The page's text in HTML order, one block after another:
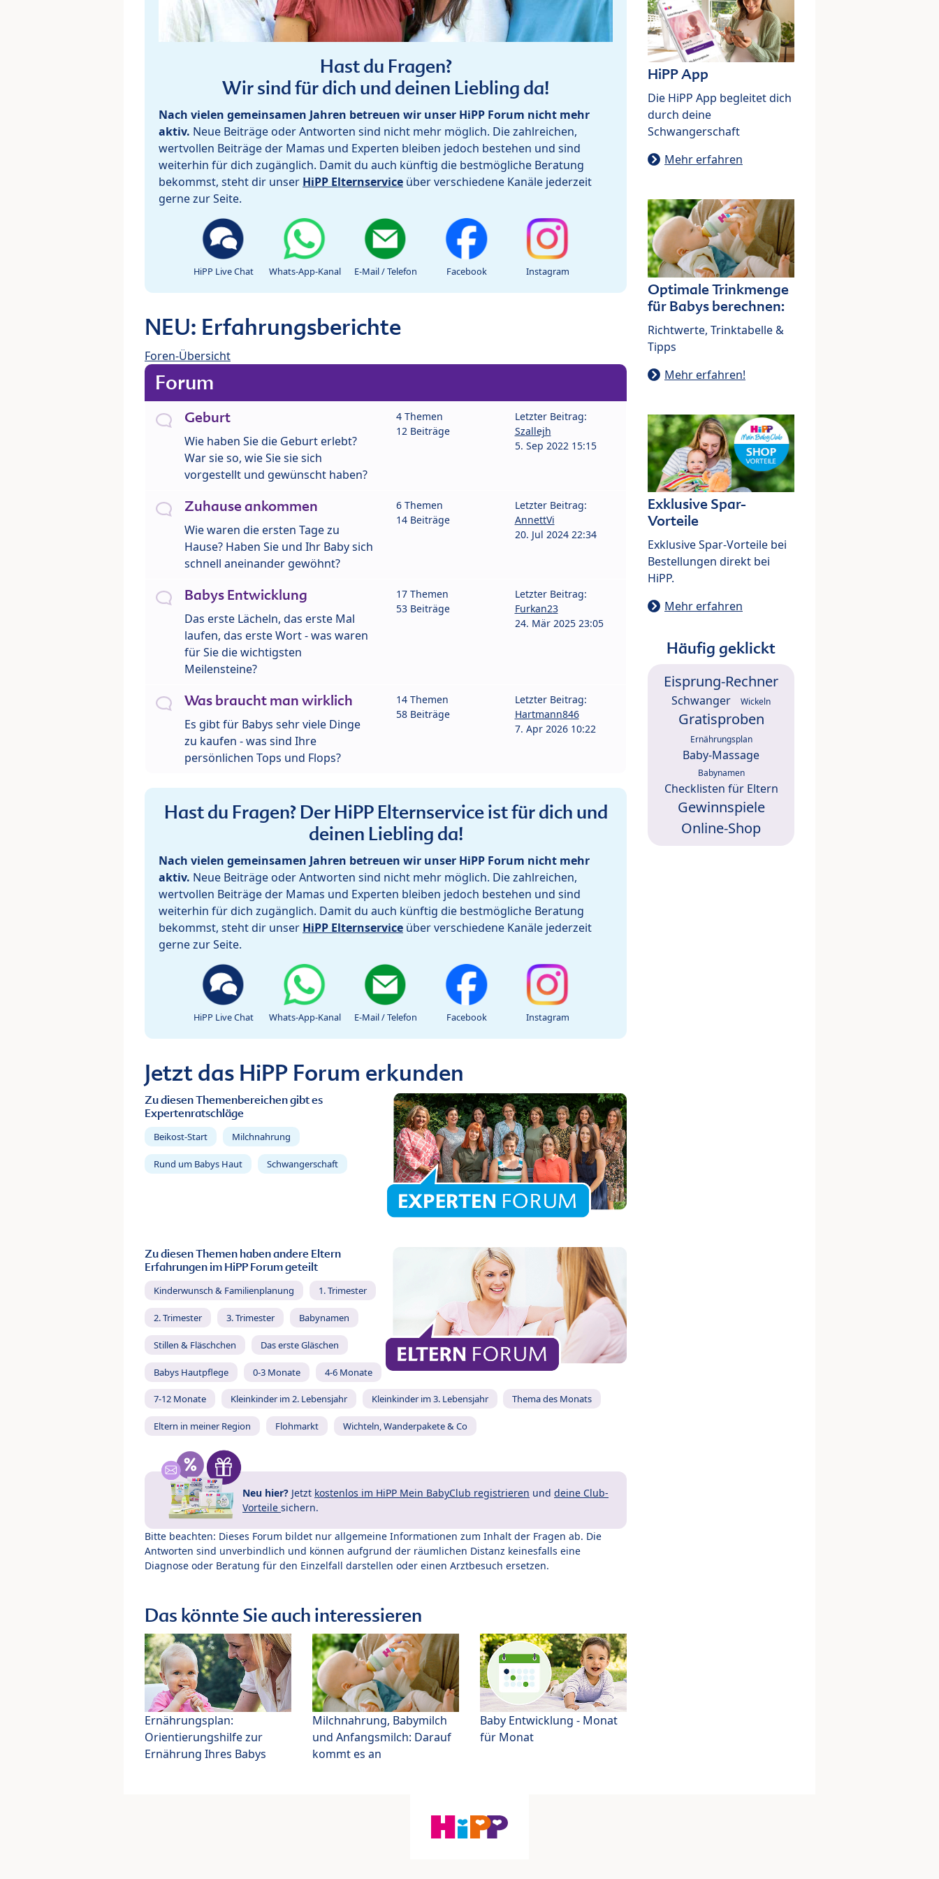
Hast du Fragen?
Wir sind für dich und deinen Liebling da!
Nach vielen gemeinsamen Jahren betreuen wir unser HiPP Forum nicht mehr
aktiv. Neue Beiträge oder Antworten sind nicht mehr möglich. Die zahlreichen,
wertvollen Beiträge der Mamas und Experten bleiben jedoch bestehen und sind
weiterhin für dich zugänglich. Damit du auch künftig die bestmögliche Beratung
bekommst, steht dir unser HiPP Elternservice über verschiedene Kanäle jederzeit
gerne zur Seite.
HiPP Live Chat Whats-App-Kanal E-Mail / Telefon Facebook Instagram
NEU: Erfahrungsberichte
Foren-Übersicht
Forum
Geburt
Wie haben Sie die Geburt erlebt?
War sie so, wie Sie sie sich
vorgestellt und gewünscht haben?
4 Themen
12 Beiträge
Letzter Beitrag:
Szallejh
5. Sep 2022 15:15
Zuhause ankommen
Wie waren die ersten Tage zu
Hause? Haben Sie und Ihr Baby sich
schnell aneinander gewöhnt?
6 Themen
14 Beiträge
Letzter Beitrag:
AnnettVi
20. Jul 2024 22:34
Babys Entwicklung
Das erste Lächeln, das erste Mal
laufen, das erste Wort - was waren
für Sie die wichtigsten
Meilensteine?
17 Themen
53 Beiträge
Letzter Beitrag:
Furkan23
24. Mär 2025 23:05
Was braucht man wirklich
Es gibt für Babys sehr viele Dinge
zu kaufen - was sind Ihre
persönlichen Tops und Flops?
14 Themen
58 Beiträge
Letzter Beitrag:
Hartmann846
7. Apr 2026 10:22
Hast du Fragen? Der HiPP Elternservice ist für dich und
deinen Liebling da!
Nach vielen gemeinsamen Jahren betreuen wir unser HiPP Forum nicht mehr
aktiv. Neue Beiträge oder Antworten sind nicht mehr möglich. Die zahlreichen,
wertvollen Beiträge der Mamas und Experten bleiben jedoch bestehen und sind
weiterhin für dich zugänglich. Damit du auch künftig die bestmögliche Beratung
bekommst, steht dir unser HiPP Elternservice über verschiedene Kanäle jederzeit
gerne zur Seite.
HiPP Live Chat Whats-App-Kanal E-Mail / Telefon Facebook Instagram
Jetzt das HiPP Forum erkunden
Zu diesen Themenbereichen gibt es
Expertenratschläge
Beikost-Start Milchnahrung
Rund um Babys Haut Schwangerschaft
Zu diesen Themen haben andere Eltern
Erfahrungen im HiPP Forum geteilt
Kinderwunsch & Familienplanung 1. Trimester
2. Trimester 3. Trimester Babynamen
Stillen & Fläschchen Das erste Gläschen
Babys Hautpflege 0-3 Monate 4-6 Monate
7-12 Monate Kleinkinder im 2. Lebensjahr Kleinkinder im 3. Lebensjahr Thema des Monats
Eltern in meiner Region Flohmarkt Wichteln, Wanderpakete & Co
Neu hier? Jetzt kostenlos im HiPP Mein BabyClub registrieren und deine Club-
Vorteile sichern.
Bitte beachten: Dieses Forum bildet nur allgemeine Informationen zum Inhalt der Fragen ab. Die
Antworten sind unverbindlich und können aufgrund der räumlichen Distanz keinesfalls eine
Diagnose oder Beratung für den Einzelfall darstellen oder einen Arztbesuch ersetzen.
Das könnte Sie auch interessieren
Ernährungsplan:
Orientierungshilfe zur
Ernährung Ihres Babys
Milchnahrung, Babymilch
und Anfangsmilch: Darauf
kommt es an
Baby Entwicklung - Monat
für Monat
HiPP App
Die HiPP App begleitet dich
durch deine
Schwangerschaft
Mehr erfahren
Optimale Trinkmenge
für Babys berechnen:
Richtwerte, Trinktabelle &
Tipps
Mehr erfahren!
Exklusive Spar-
Vorteile
Exklusive Spar-Vorteile bei
Bestellungen direkt bei
HiPP.
Mehr erfahren
Häufig geklickt
Eisprung-Rechner
Schwanger Wickeln
Gratisproben
Ernährungsplan
Baby-Massage
Babynamen
Checklisten für Eltern
Gewinnspiele
Online-Shop